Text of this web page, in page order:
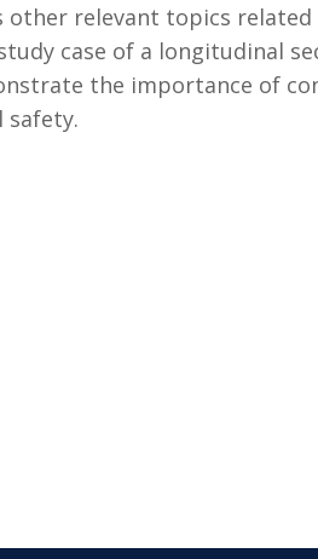
relevant topics
case of a longitudinal
the importance of
safety.